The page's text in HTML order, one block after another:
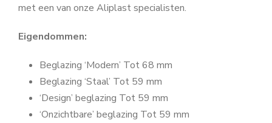
met een van onze Aliplast specialisten.
Eigendommen:
Beglazing ‘Modern’ Tot 68 mm
Beglazing ‘Staal’ Tot 59 mm
‘Design’ beglazing Tot 59 mm
‘Onzichtbare’ beglazing Tot 59 mm